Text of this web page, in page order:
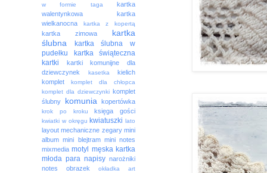
w formie taga
kartka
walentynkowa
kartka
wielkanocna
kartka z kopertą
kartka zimowa
kartka
ślubna
kartka ślubna w
pudełku
kartka świąteczna
kartki
kartki komunijne dla
dziewczynek
kasetka
kielich
komplet
komplet dla chłopca
komplet dla dziewczynki komplet
ślubny
komunia kopertówka
krok po kroku księga gości
kwiatki w okręgu kwiatuszki lato
layout mechaniczne zegary mini
album mini blejtram mini notes
mixmedia motyl męska kartka
młoda para napisy narożniki
notes
obrazek
okładka art